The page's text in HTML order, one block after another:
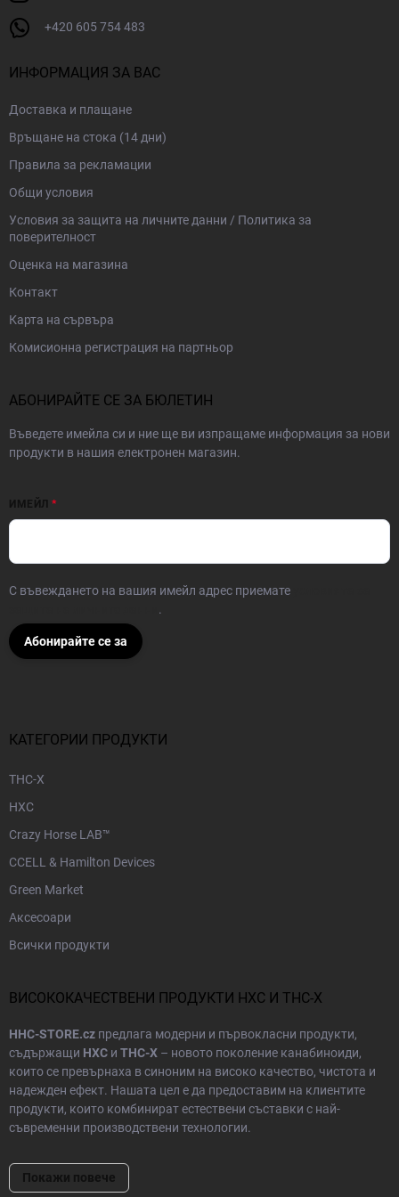
+420 605 754 483
ИНФОРМАЦИЯ ЗА ВАС
Доставка и плащане
Връщане на стока (14 дни)
Правила за рекламации
Общи условия
Условия за защита на личните данни / Политика за
поверителност
Оценка на магазина
Контакт
Карта на сървъра
Комисионна регистрация на партньор
АБОНИРАЙТЕ СЕ ЗА БЮЛЕТИН
Въведете имейла си и ние ще ви изпращаме информация за нови
продукти в нашия електронен магазин.
ИМЕЙЛ
С въвеждането на вашия имейл адрес приемате
.
Абонирайте се за
КАТЕГОРИИ ПРОДУКТИ
THC-X
HXC
Crazy Horse LAB™
CCELL & Hamilton Devices
Green Market
Аксесоари
Всички продукти
ВИСОКОКАЧЕСТВЕНИ ПРОДУКТИ HXC И THC-X
HHC-STORE.cz предлага модерни и първокласни продукти,
съдържащи HXC и THC-X – новото поколение канабиноиди,
които се превърнаха в синоним на високо качество, чистота и
надежден ефект. Нашата цел е да предоставим на клиентите
продукти, които комбинират естествени съставки с най-
съвременни производствени технологии.
Всеки продукт в нашия асортимент преминава през
лабораторни тестове
Покажи повече